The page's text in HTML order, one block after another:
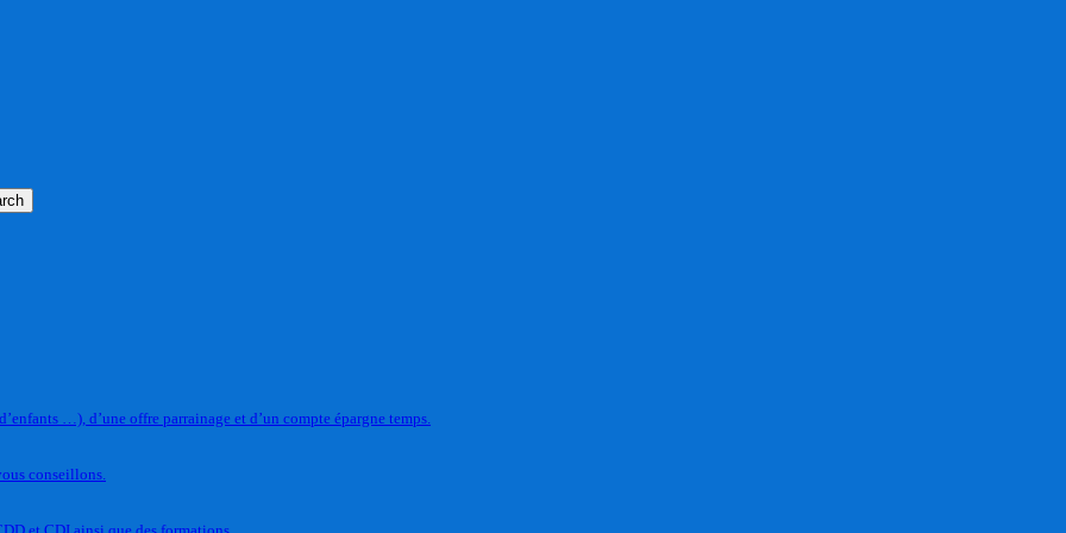
…), d’une offre parrainage et d’un compte épargne temps.
conseillons.